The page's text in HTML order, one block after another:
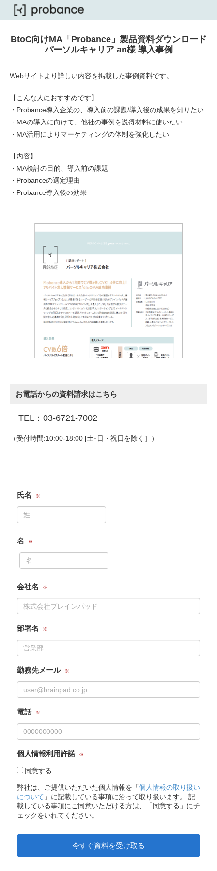
BtoC向けMA「Probance」製品資料ダウンロード
パーソルキャリア an様 導入事例
Webサイトより詳しい内容を掲載した事例資料です。
【こんな人におすすめです】
・Probance導入企業の、導入前の課題/導入後の成果を知りたい
・MAの導入に向けて、他社の事例を説得材料に使いたい
・MA活用によりマーケティングの体制を強化したい
【内容】
・MA検討の目的、導入前の課題
・Probanceの選定理由
・Probance導入後の効果
お電話からの資料請求はこちら
TEL：03-6721-7002
（受付時間:10:00-18:00 [土･日・祝日を除く］）
氏名
名
会社名
部署名
勤務先メール
電話
個人情報利用許諾
同意する
弊社は、ご提供いただいた個人情報を「個人情報の取り扱い
について 」に記載している事項に沿って取り扱います。 記
載している事項にご同意いただける方は、「同意する」にチ
ェックをいれてください。